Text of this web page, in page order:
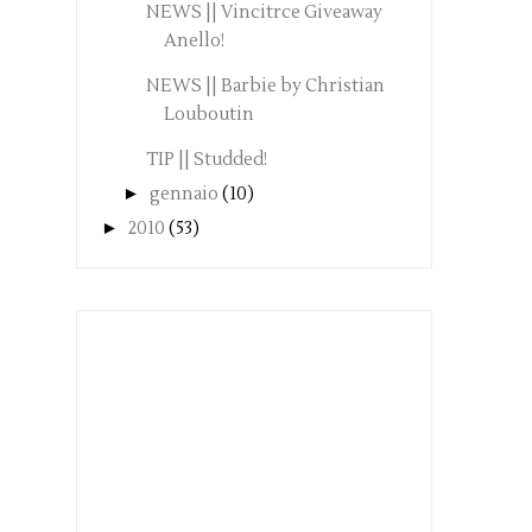
NEWS || Vincitrce Giveaway
Anello!
NEWS || Barbie by Christian
Louboutin
TIP || Studded!
► gennaio (10)
► 2010 (53)